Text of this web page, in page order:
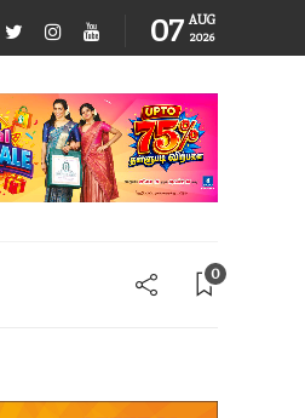
07 AUG
2026
0